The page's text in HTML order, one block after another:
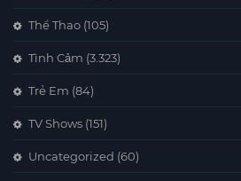
Thể Thao (105)
Tình Cảm (3.323)
Trẻ Em (84)
TV Shows (151)
Uncategorized (60)